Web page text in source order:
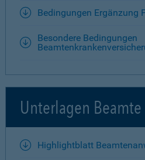
Bedingungen Ergänzung
Besondere Bedingungen
Unterlagen Beamte
Highlightblatt